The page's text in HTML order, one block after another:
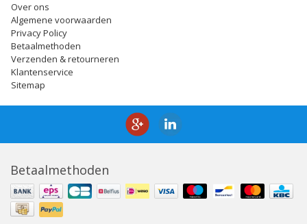
Over ons
Algemene voorwaarden
Privacy Policy
Betaalmethoden
Verzenden & retourneren
Klantenservice
Sitemap
Betaalmethoden